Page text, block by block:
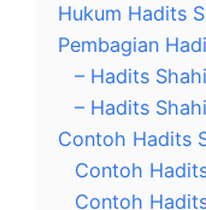
Hukum Hadits
Pembagian
– Hadits
– Hadits
Contoh Hadits
Contoh
Contoh